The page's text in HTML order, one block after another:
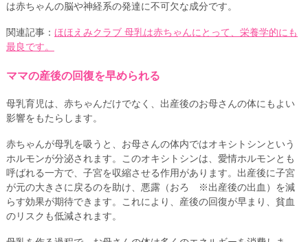
は赤ちゃんの脳や神経系の発達に不可欠な成分です。
関連記事： ほほえみクラブ 母乳は赤ちゃんにとって、栄養学的にも
最良です。
ママの産後の回復を早められる
母乳育児は、赤ちゃんだけでなく、出産後のお母さんの体にもよい
影響をもたらします。
赤ちゃんが母乳を吸うと、お母さんの体内ではオキシトシンという
ホルモンが分泌されます。このオキシトシンは、愛情ホルモンとも
呼ばれる一方で、子宮を収縮させる作用があります。出産後に子宮
が元の大きさに戻るのを助け、悪露（おろ ※出産後の出血）を減
らす効果が期待できます。これにより、産後の回復が早まり、貧血
のリスクも低減されます。